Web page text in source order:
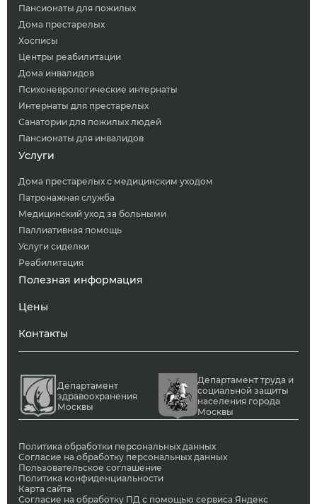
Пансионаты для пожилых
Дома престарелых
Хосписы
Центры реабилитации
Дома инвалидов
Психоневрологические интернаты
Интернаты для престарелых
Санатории для пожилых людей
Пансионаты для инвалидов
Услуги
Дома престарелых с медицинским уходом
Патронажная служба
Медицинский уход за больными
Паллиативная помощь
Услуги сиделки
Реабилитация
Полезная информация
Цены
Контакты
Департамент
здравоохранения
Москвы
Департамент труда и
социальной защиты
населения города
Москвы
Политика обработки персональных данных
Согласие на обработку персональных данных
Пользовательское соглашение
Политика конфиденциальности
Карта сайта
Согласие на обработку ПД с помощью сервиса Яндекс